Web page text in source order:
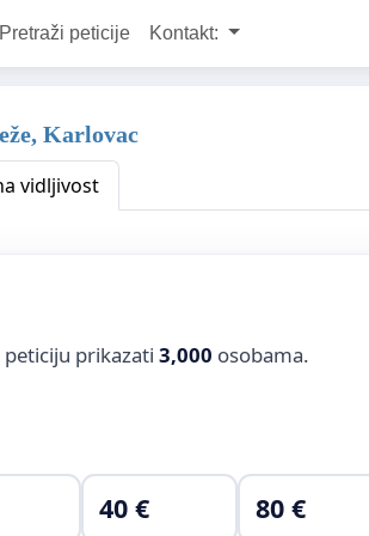
Pretraži peticije Kontakt:
Karlovac
vidljivost
prikazati 3,000 osobama.
40 € 80 €